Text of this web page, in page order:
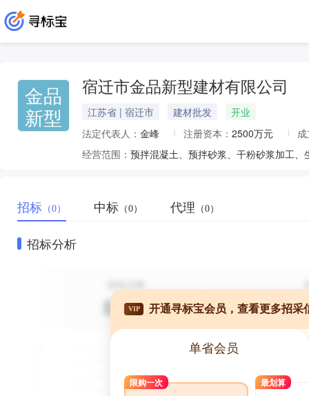
金品
新型
宿迁市金品新型建材有限公司
江苏省 | 宿迁市 建材批发
开业
法定代表人： 金峰 注册资本： 2500万元
经营范围： 预拌混凝土、预拌砂浆、干粉砂浆加工
招标 （0） 中标 （0） 代理 （0）
招标分析
VIP 开通寻标宝会员，查看更多招采
单省会员
限购一次 最划算